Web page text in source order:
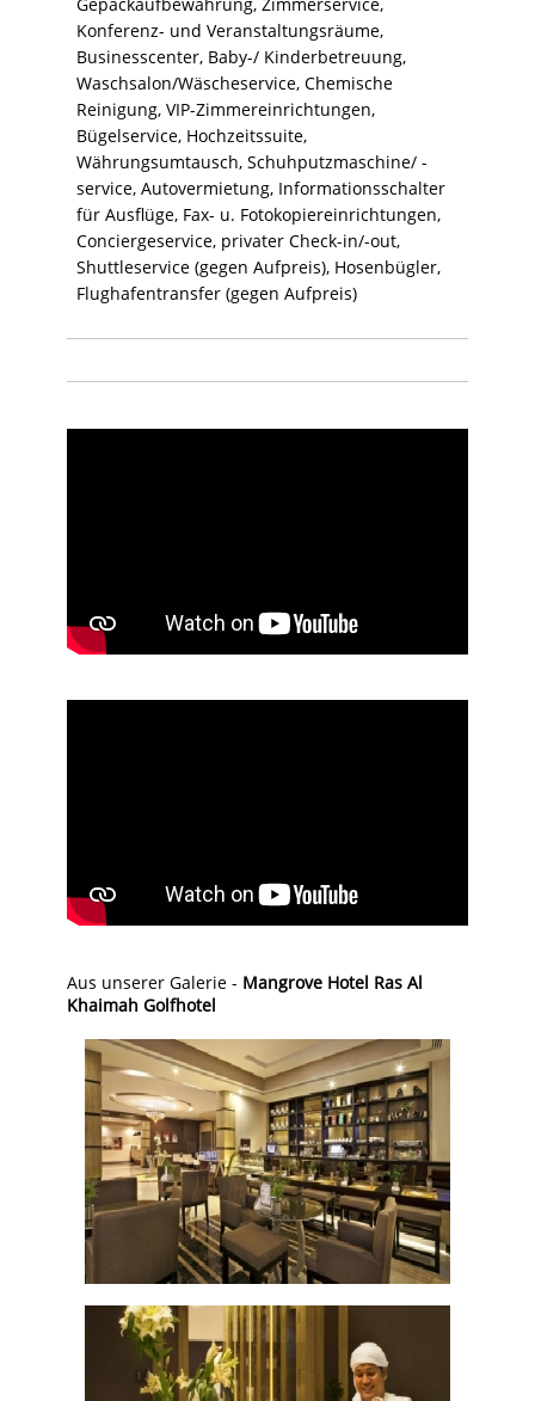
Konferenz- und Veranstaltungsräume,
Businesscenter, Baby-/ Kinderbetreuung,
Waschsalon/Wäscheservice, Chemische
Reinigung, VIP-Zimmereinrichtungen,
Bügelservice, Hochzeitssuite,
Währungsumtausch, Schuhputzmaschine/ -
service, Autovermietung, Informationsschalter
für Ausflüge, Fax- u. Fotokopiereinrichtungen,
Conciergeservice, privater Check-in/-out,
Shuttleservice (gegen Aufpreis), Hosenbügler,
Flughafentransfer (gegen Aufpreis)
Aus unserer Galerie - Mangrove Hotel Ras Al
Khaimah Golfhotel